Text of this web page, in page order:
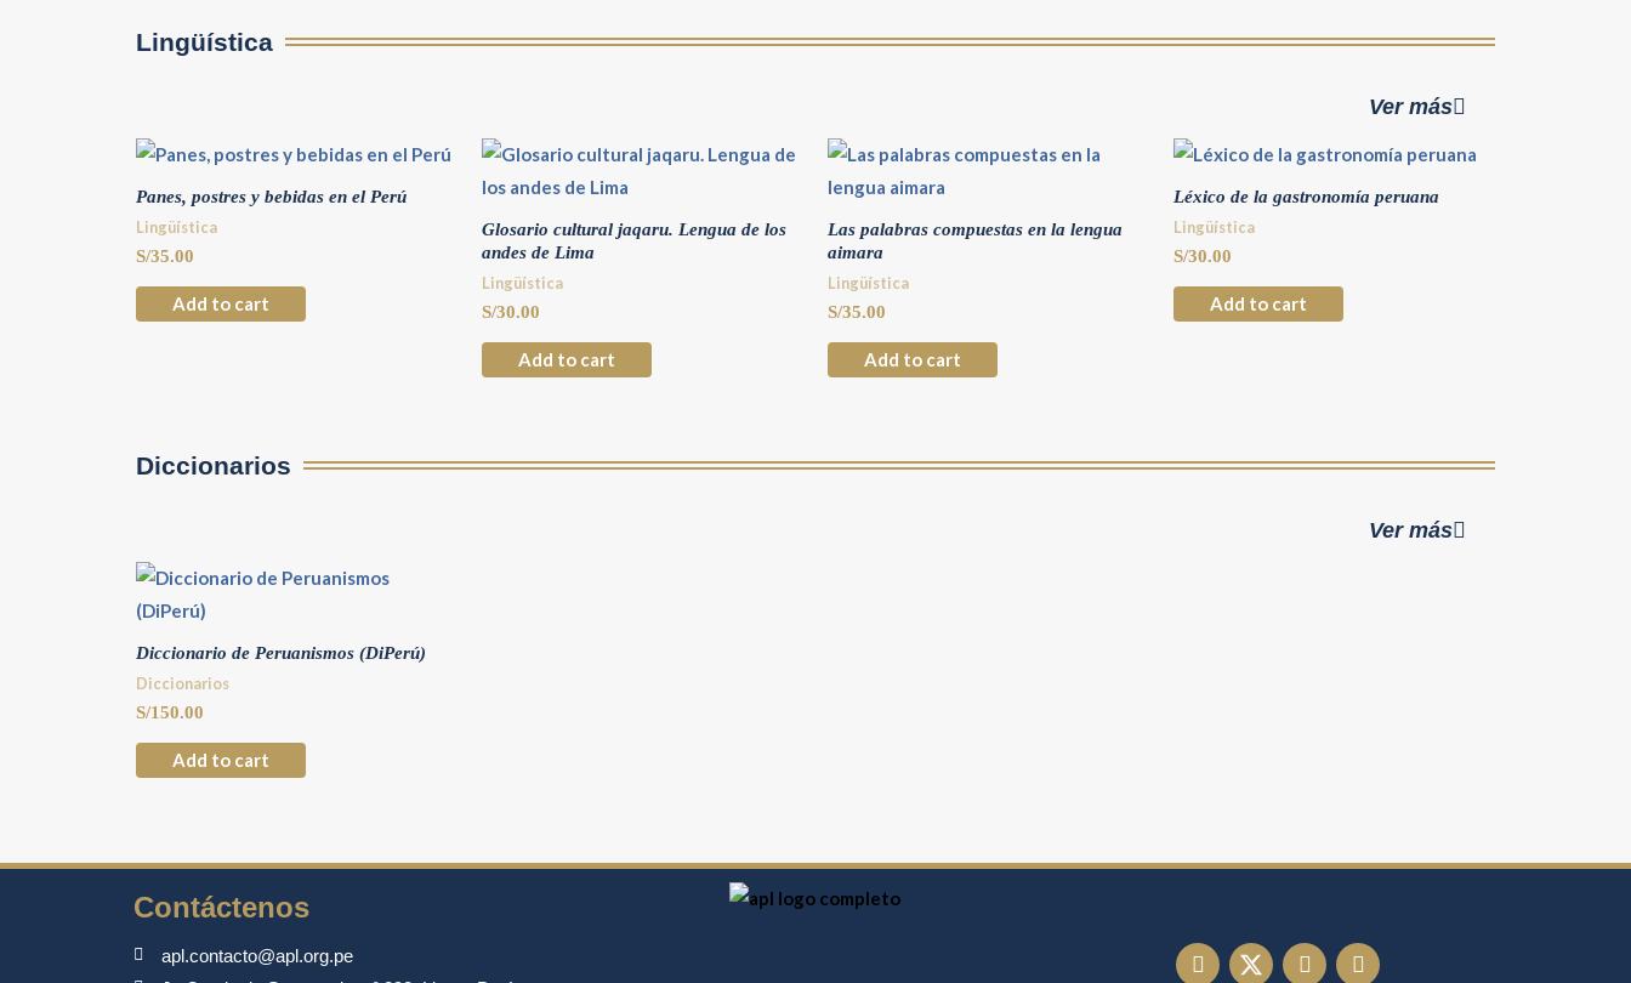
Lingüística
Ver más
Panes, postres y bebidas en el Perú
Lingüística
S/35.00
Add to cart
Glosario cultural jaqaru. Lengua de los
andes de Lima
Lingüística
S/30.00
Add to cart
Las palabras compuestas en la lengua
aimara
Lingüística
S/35.00
Add to cart
Léxico de la gastronomía peruana
Lingüística
S/30.00
Add to cart
Diccionarios
Ver más
Diccionario de Peruanismos (DiPerú)
Diccionarios
S/150.00
Add to cart
Contáctenos
apl.contacto@apl.org.pe